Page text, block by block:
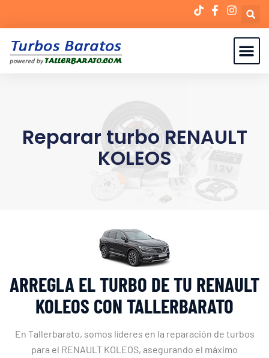
Reparar turbo RENAULT
KOLEOS
ARREGLA EL TURBO DE TU RENAULT
KOLEOS CON TALLERBARATO
En Tallerbarato, somos líderes en la reparación de turbos
para el RENAULT KOLEOS, asegurando el máximo